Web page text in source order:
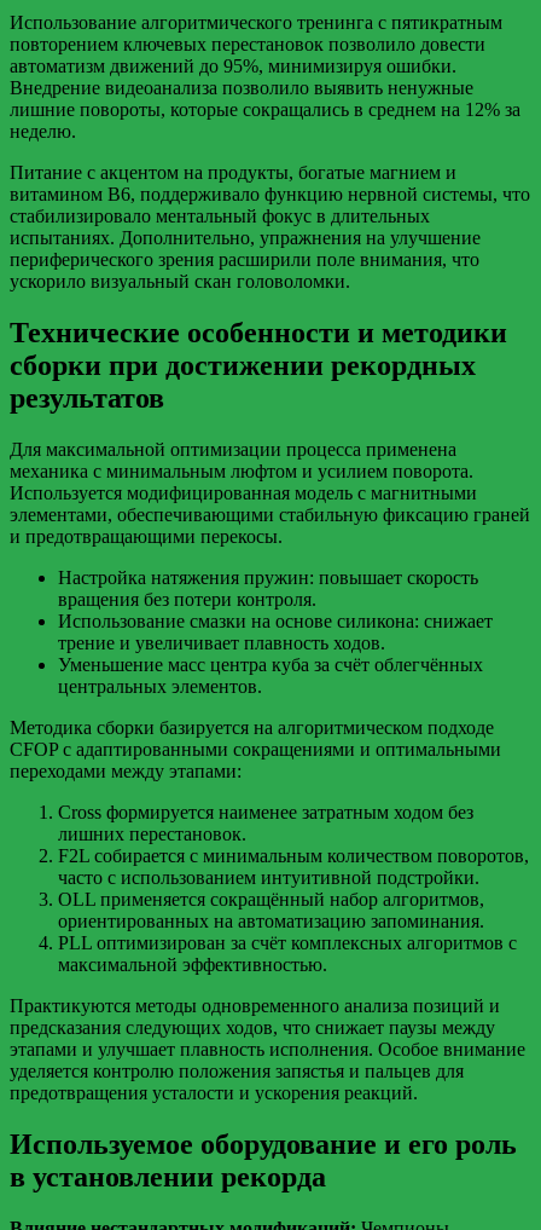
Использование алгоритмического тренинга с пятикратным
повторением ключевых перестановок позволило довести
автоматизм движений до 95%, минимизируя ошибки.
Внедрение видеоанализа позволило выявить ненужные
лишние повороты, которые сокращались в среднем на 12% за
неделю.
Питание с акцентом на продукты, богатые магнием и
витамином B6, поддерживало функцию нервной системы, что
стабилизировало ментальный фокус в длительных
испытаниях. Дополнительно, упражнения на улучшение
периферического зрения расширили поле внимания, что
ускорило визуальный скан головоломки.
Технические особенности и методики
сборки при достижении рекордных
результатов
Для максимальной оптимизации процесса применена
механика с минимальным люфтом и усилием поворота.
Используется модифицированная модель с магнитными
элементами, обеспечивающими стабильную фиксацию граней
и предотвращающими перекосы.
Настройка натяжения пружин: повышает скорость
вращения без потери контроля.
Использование смазки на основе силикона: снижает
трение и увеличивает плавность ходов.
Уменьшение масс центра куба за счёт облегчённых
центральных элементов.
Методика сборки базируется на алгоритмическом подходе
CFOP с адаптированными сокращениями и оптимальными
переходами между этапами:
Cross формируется наименее затратным ходом без
лишних перестановок.
F2L собирается с минимальным количеством поворотов,
часто с использованием интуитивной подстройки.
OLL применяется сокращённый набор алгоритмов,
ориентированных на автоматизацию запоминания.
PLL оптимизирован за счёт комплексных алгоритмов с
максимальной эффективностью.
Практикуются методы одновременного анализа позиций и
предсказания следующих ходов, что снижает паузы между
этапами и улучшает плавность исполнения. Особое внимание
уделяется контролю положения запястья и пальцев для
предотвращения усталости и ускорения реакций.
Используемое оборудование и его роль
в установлении рекорда